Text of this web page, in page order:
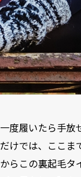
一度履いたら手放
だけでは、ここま
からこの裏起毛タ